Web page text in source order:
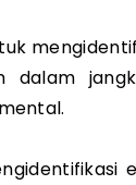
dalam